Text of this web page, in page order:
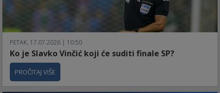
PETAK, 17.07.2026 | 10:50
Ko je Slavko Vinčić koji će suditi finale SP?
PROČITAJ VIŠE